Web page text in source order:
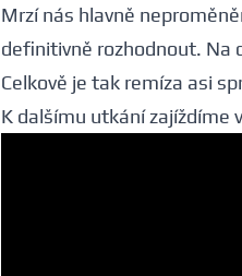
Mrzí nás hlavně
definitivně rozhodnout. Na
Celkově je tak remíza asi
K dalšímu utkání zajíždíme